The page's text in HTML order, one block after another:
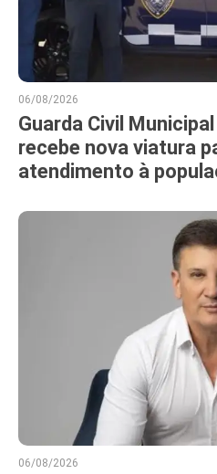
06/08/2026
Guarda Civil
recebe nova viatura
atendimento à
06/08/2026